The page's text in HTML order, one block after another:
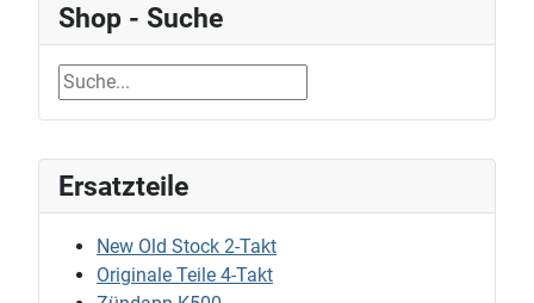
Ersatzteile
New Old Stock 2-Takt
Originale Teile 4-Takt
Shop - Suche